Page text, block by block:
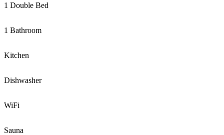
1 Double Bed
1 Bathroom
Kitchen
Dishwasher
WiFi
Sauna